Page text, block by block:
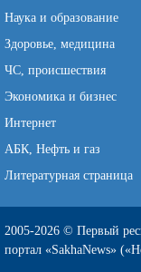
Наука и образование
Здоровье, медицина
ЧС, происшествия
Экономика и бизнес
Интернет
АБК, Нефть и газ
Литературная страница
2005-2026 © Первый
портал «SakhaNews»